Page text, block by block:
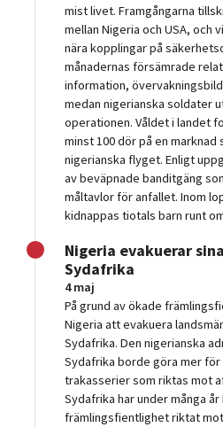
mist livet. Framgångarna
mellan Nigeria och USA, och
nära kopplingar på
månadernas försämrade
information,
medan nigerianska soldater
operationen. Våldet i landet
minst 100 dör på en
nigerianska flyget. Enligt
av beväpnade banditgäng
måltavlor för anfallet. Inom
kidnappas tiotals barn runt
Nigeria evakuerar
Sydafrika
4 maj
På grund av ökade
Nigeria att evakuera
Sydafrika. Den nigerianska
Sydafrika borde göra mer
trakasserier som riktas mot
Sydafrika har under många
främlingsfientlighet riktat